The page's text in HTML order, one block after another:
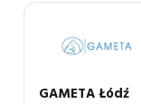
GAMETA Łódź